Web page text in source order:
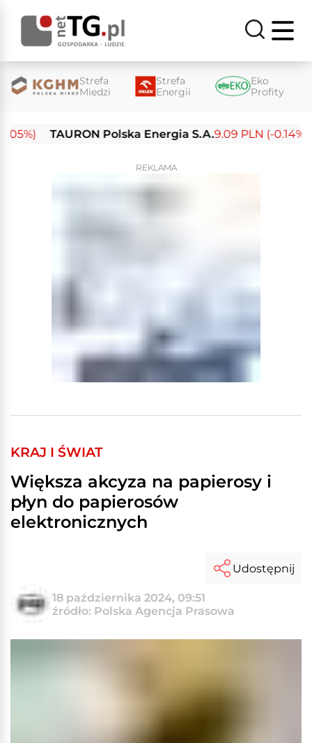
Strefa
Miedzi
Strefa
Energii
Eko
Profity
TAURON Polska Energia S.A.9.09 PLN (-0.14%)
REKLAMA
KRAJ I ŚWIAT
Większa akcyza na papierosy i
płyn do papierosów
elektronicznych
18 października 2024, 09:51
źródło: Polska Agencja Prasowa
Udostępnij